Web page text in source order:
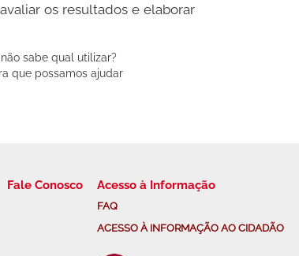
os resultados e elaborar
sabe qual utilizar?
que possamos ajudar
Fale Conosco Acesso à Informação
FAQ
ACESSO À INFORMAÇÃO AO CIDADÃO